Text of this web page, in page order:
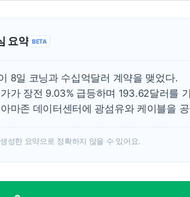
요약 BETA
8일 코닝과 수십억달러 계약을 맺었다.
가 장전 9.03% 급등하며 193.62달러를
마존 데이터센터에 광섬유와 케이블을
성한 요약으로 정확하지 않을 수 있어요.